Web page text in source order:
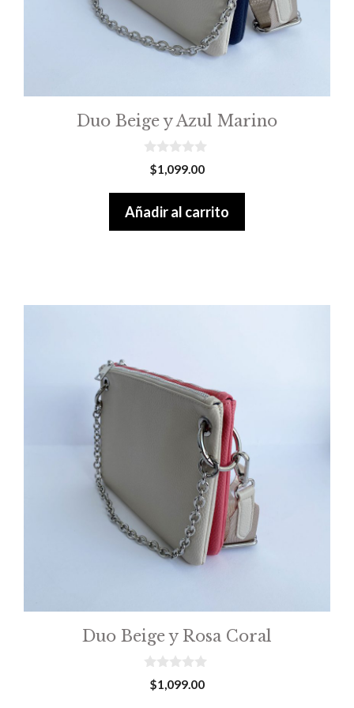
Duo Beige y Azul Marino
o
o
$1,099.00
Añadir al carrito
Duo Beige y Rosa Coral
0
o$1,099.00